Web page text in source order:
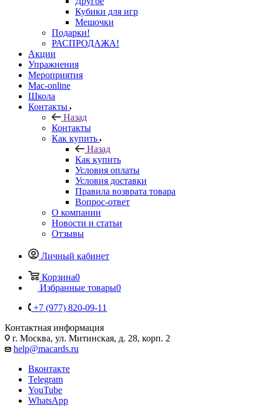
Кубики для игр
Мешочки
Подарки!
РАСПРОДАЖА!
Акции
Упражнения
Мероприятия
Mac-online
Школа
Контакты
Назад
Контакты
Как купить
Назад
Как купить
Условия оплаты
Условия доставки
Правила возврата товара
Вопрос-ответ
О компании
Новости и статьи
Отзывы
Личный кабинет
Корзина0
Избранные товары0
+7 (977) 820-09-11
Контактная информация
г. Москва, ул. Митинская, д. 28, корп. 2
help@macards.ru
Вконтакте
Telegram
YouTube
WhatsApp